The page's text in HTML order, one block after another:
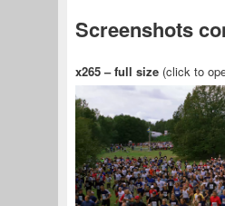
Screenshots
x265 – full size(click to